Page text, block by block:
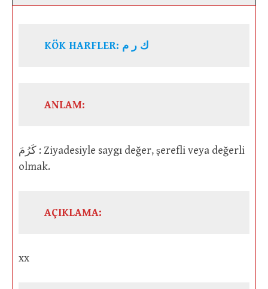
KÖK HARFLER: ك ر م
ANLAM:
كَرُمَ : Ziyadesiyle saygı değer, şerefli veya değerli
olmak.
AÇIKLAMA:
xx